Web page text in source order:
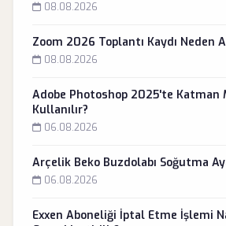
08.08.2026
Zoom 2026 Toplantı Kaydı Neden
08.08.2026
Adobe Photoshop 2025'te Katman
Kullanılır?
06.08.2026
Arçelik Beko Buzdolabı Soğutma
06.08.2026
Exxen Aboneliği İptal Etme İşlemi